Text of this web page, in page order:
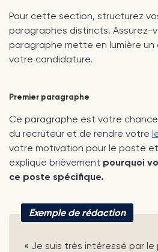
Pour cette section, structurez
paragraphes distincts. Assurez-
paragraphe mette en lumière
votre candidature.
Premier paragraphe
Ce paragraphe est votre
du recruteur et de rendre votre
votre motivation pour le poste et
explique brièvement pourquoi
ce poste spécifique.
Exemple de rédaction
« Je suis très intéressé par